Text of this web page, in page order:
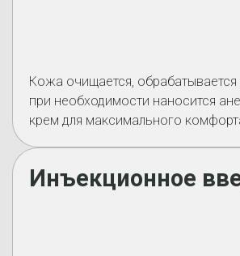
Кожа очищается, обрабатывается
при необходимости наносится
крем для максимального
Инъекционное